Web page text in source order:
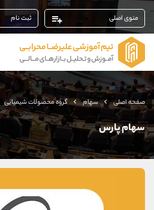
منوی اصلی ثبت نام
اصلی سهام گروه محصولات شیمیایی
پارس
پشتیبان فروش (محسن یزدی)
موبایل
واتساپ
تلگرام
داخلی
پشتیبان فروش (فائزه تهرانی)